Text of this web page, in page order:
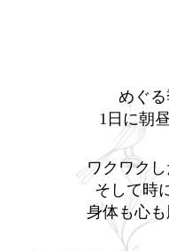
めぐる
1日に朝
ワクワク
そして時
身体も心も